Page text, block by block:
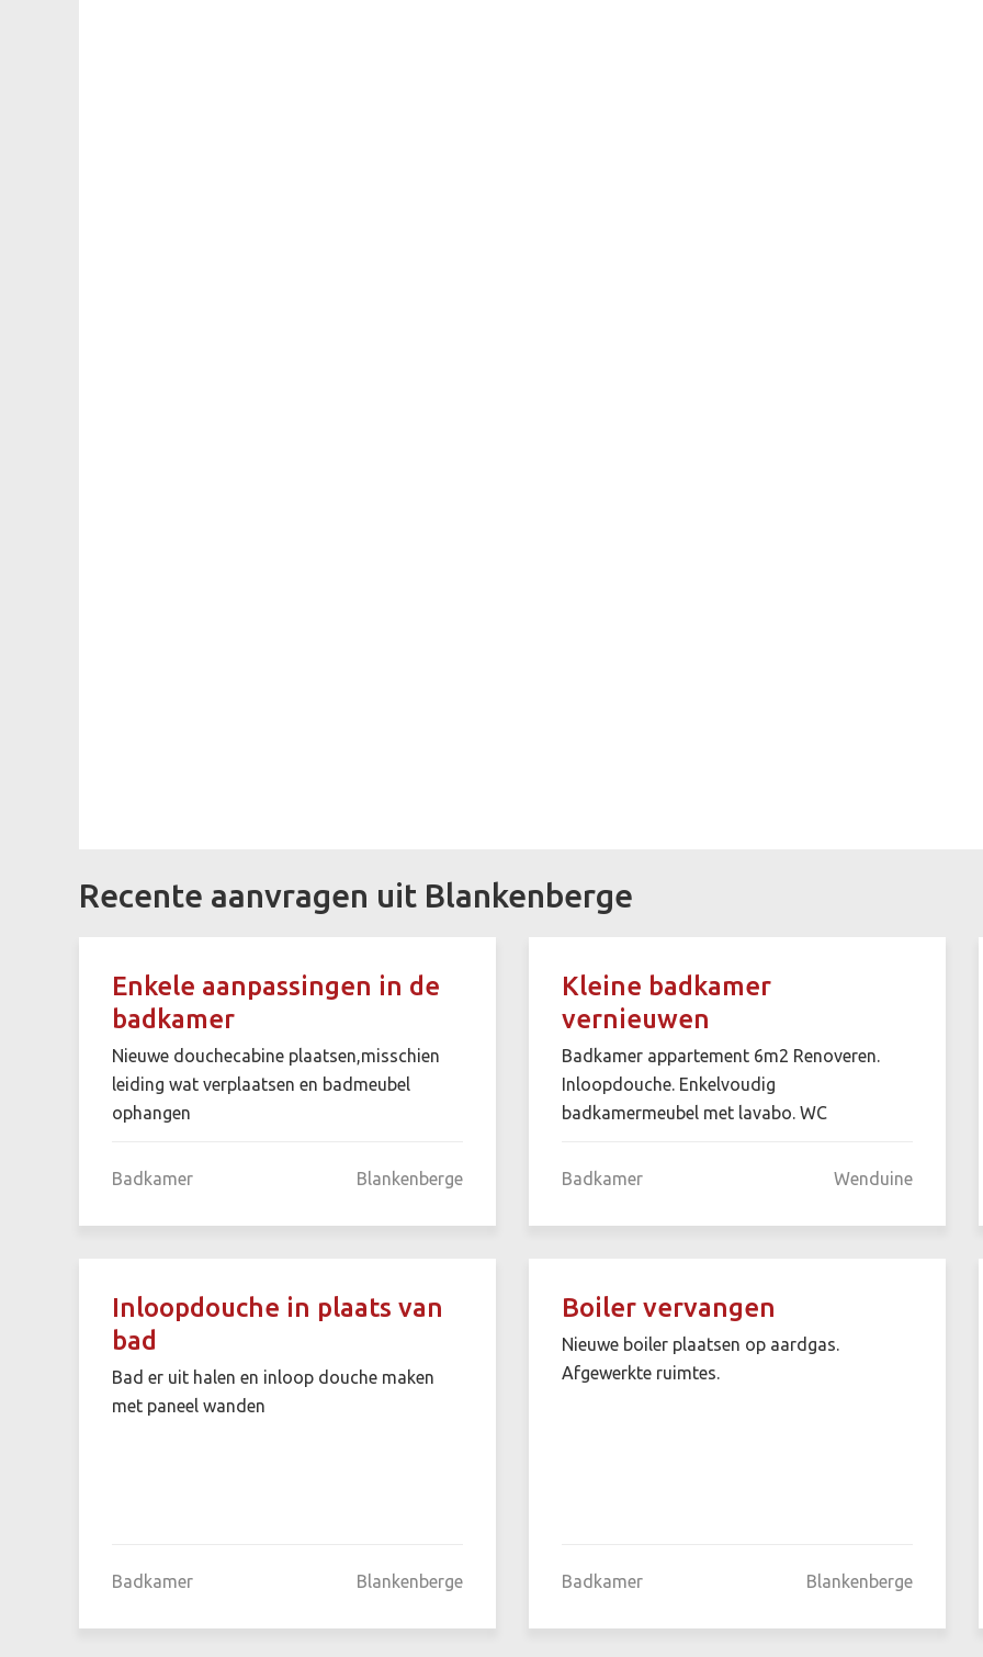
Recente aanvragen uit Blankenberge
Enkele aanpassingen in de
badkamer
Nieuwe douchecabine plaatsen,misschien
leiding wat verplaatsen en badmeubel
ophangen
Badkamer Blankenberge
Kleine badkamer
vernieuwen
Badkamer appartement 6m2 Renoveren.
Inloopdouche. Enkelvoudig
badkamermeubel met lavabo. WC
Badkamer Wenduine
Inloopdouche in plaats van
bad
Bad er uit halen en inloop douche maken
met paneel wanden
Badkamer Blankenberge
Boiler vervangen
Nieuwe boiler plaatsen op aardgas.
Afgewerkte ruimtes.
Badkamer Blankenberge